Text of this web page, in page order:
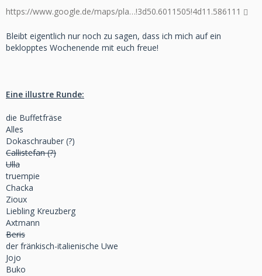
https://www.google.de/maps/pla…!3d50.6011505!4d11.586111
Bleibt eigentlich nur noch zu sagen, dass ich mich auf ein
beklopptes Wochenende mit euch freue!
Eine illustre Runde:
die Buffetfräse
Alles
Dokaschrauber (?)
Callistefan (?)
Ulla
truempie
Chacka
Zioux
Liebling Kreuzberg
Axtmann
Beris
der fränkisch-italienische Uwe
Jojo
Buko